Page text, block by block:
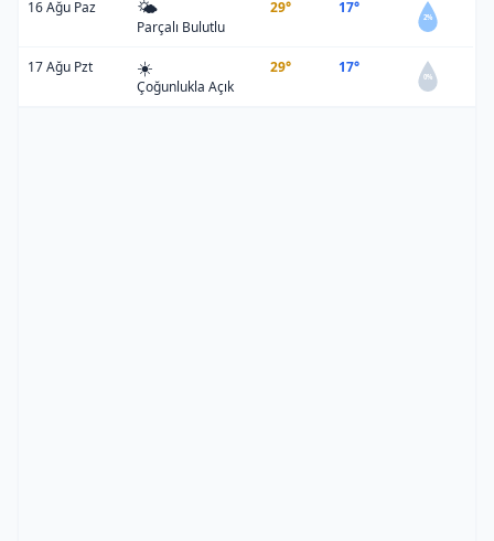
16 Ağu Paz 🌤️
Parçalı Bulutlu
29° 17°
2%
17 Ağu Pzt ☀️
Çoğunlukla Açık
29° 17°
0%